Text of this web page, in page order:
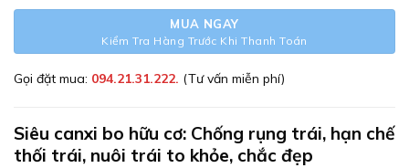
MUA NGAY
Kiểm Tra Hàng Trước Khi Thanh Toán
Gọi đặt mua: 094.21.31.222. (Tư vấn miễn phí)
Siêu canxi bo hữu cơ: Chống rụng trái, hạn chế
thối trái, nuôi trái to khỏe, chắc đẹp